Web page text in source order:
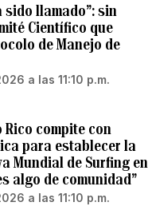
sido llamado”: sin
Científico que
de Manejo de
a las 11:10 p.m.
Rico compite con
para establecer la
Mundial de Surfing en
algo de comunidad”
a las 11:10 p.m.